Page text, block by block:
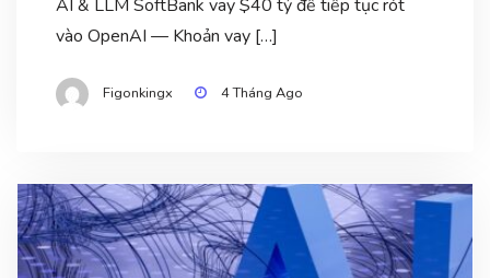
AI & LLM SoftBank vay $40 tỷ để tiếp tục rót
vào OpenAI — Khoản vay […]
Figonkingx 4 Tháng Ago